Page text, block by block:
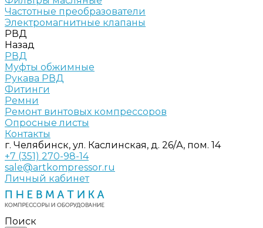
Частотные преобразователи
Электромагнитные клапаны
РВД
Назад
РВД
Муфты обжимные
Рукава РВД
Фитинги
Ремни
Ремонт винтовых компрессоров
Опросные листы
Контакты
г. Челябинск, ул. Каслинская, д. 26/А, пом. 14
+7 (351) 270-98-14
sale@artkompressor.ru
Личный кабинет
Поиск